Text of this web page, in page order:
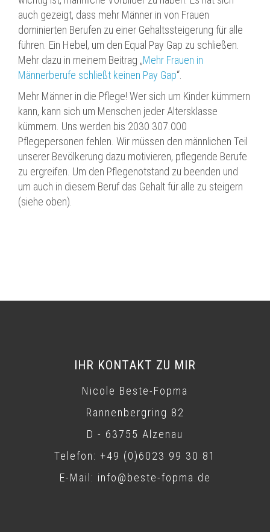
auch gezeigt, dass mehr Männer in von Frauen
dominierten Berufen zu einer Gehaltssteigerung für alle
führen. Ein Hebel, um den Equal Pay Gap zu schließen.
Mehr dazu in meinem Beitrag „Mehr Frauen in
Männerberufe schließt keinen Pay Gap“.
Mehr Männer in die Pflege! Wer sich um Kinder kümmern
kann, kann sich um Menschen jeder Altersklasse
kümmern. Uns werden bis 2030 307.000
Pflegepersonen fehlen. Wir müssen den männlichen Teil
unserer Bevölkerung dazu motivieren, pflegende Berufe
zu ergreifen. Um den Pflegenotstand zu beenden und
um auch in diesem Beruf das Gehalt für alle zu steigern
(siehe oben).
IHR KONTAKT ZU MIR
Nicole Beste-Fopma
Rannenbergring 82
D - 63755 Alzenau
Telefon: +49 (0)6023 99 30 81
E-Mail: info@beste-fopma.de